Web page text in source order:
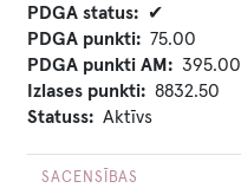
PDGA status
✔
PDGA punkti
75.00
PDGA punkti AM
395.00
Izlases punkti
8832.50
Statuss
Aktīvs
SACENSĪBAS